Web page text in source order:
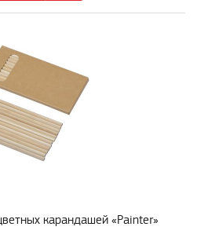
карандашей «Painter»